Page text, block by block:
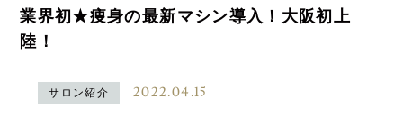
業界初★痩身の最新マシン導入！大阪初上
陸！
サロン紹介 2022.04.15